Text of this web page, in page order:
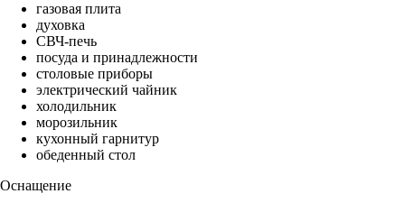
газовая плита
духовка
СВЧ-печь
посуда и принадлежности
столовые приборы
электрический чайник
холодильник
морозильник
кухонный гарнитур
обеденный стол
Оснащение